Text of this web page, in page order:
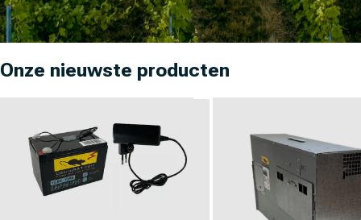
Onze nieuwste producten